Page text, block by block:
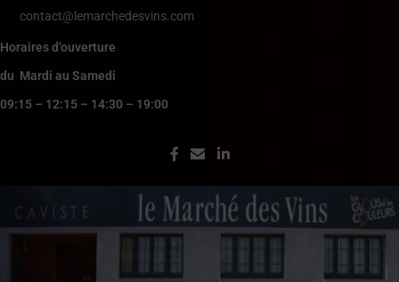
contact@lemarchedesvins.com
Horaires d’ouverture
du Mardi au Samedi
09:15 – 12:15 – 14:30 – 19:00